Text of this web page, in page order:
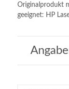
Originalprodukt
geeignet: HP